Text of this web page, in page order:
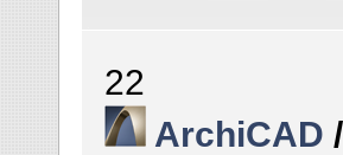
22
ArchiCAD /